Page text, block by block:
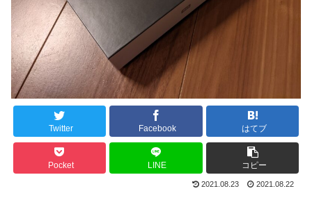
Twitter Facebook はてブ
Pocket LINE コピー
2021.08.23 2021.08.22